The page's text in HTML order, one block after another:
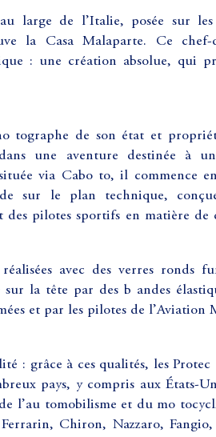
large de l’Italie, posée sur les
la Casa Malaparte. Ce chef-
: une création absolue, qui
tographe de son état et
une aventure destinée à un
via Cabo to, il commence
sur le plan technique,
des pilotes sportifs en matière de
avec des verres ronds
la tête par des b andes
et par les pilotes de l’Aviation
: grâce à ces qualités, les Protec
pays, y compris aux États-
l’au tomobilisme et du mo
Chiron, Nazzaro, Fangio,